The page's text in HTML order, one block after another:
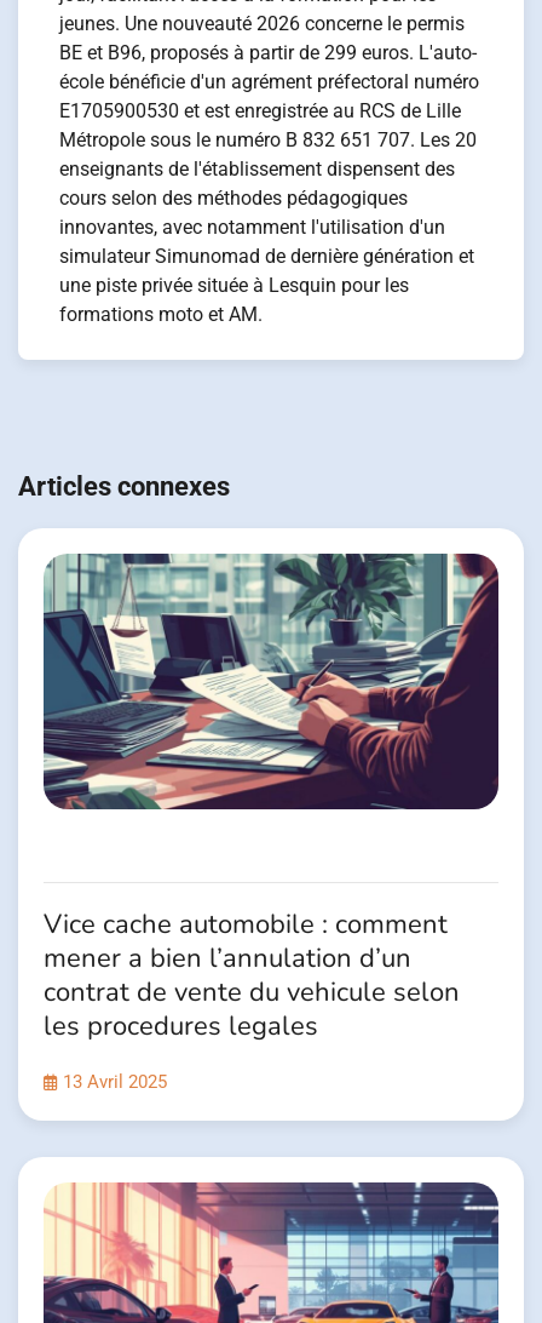
jeunes. Une nouveauté 2026 concerne le permis
BE et B96, proposés à partir de 299 euros. L'auto-
école bénéficie d'un agrément préfectoral numéro
E1705900530 et est enregistrée au RCS de Lille
Métropole sous le numéro B 832 651 707. Les 20
enseignants de l'établissement dispensent des
cours selon des méthodes pédagogiques
innovantes, avec notamment l'utilisation d'un
simulateur Simunomad de dernière génération et
une piste privée située à Lesquin pour les
formations moto et AM.
de
Articles connexes
Vice cache automobile : comment
mener a bien l’annulation d’un
contrat de vente du vehicule selon
les procedures legales
13 Avril 2025